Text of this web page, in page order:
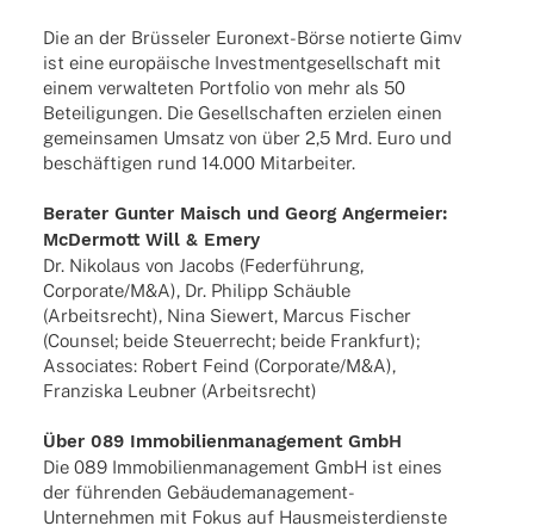
Die an der Brüs­se­ler Euron­ext-Börse notierte Gimv
ist eine euro­päi­sche Invest­ment­ge­sell­schaft mit
einem verwal­te­ten Port­fo­lio von mehr als 50
Betei­li­gun­gen. Die Gesell­schaf­ten erzie­len einen
gemein­sa­men Umsatz von über 2,5 Mrd. Euro und
beschäf­ti­gen rund 14.000 Mitarbeiter.
Bera­ter Gunter Maisch und Georg Anger­meier:
McDer­mott Will & Emery
Dr. Niko­laus von Jacobs (Feder­füh­rung,
Corporate/M&A), Dr. Phil­ipp Schäuble
(Arbeits­recht), Nina Siewert, Marcus Fischer
(Coun­sel; beide Steu­er­recht; beide Frank­furt);
Asso­cia­tes: Robert Feind (Corporate/M&A),
Fran­ziska Leub­ner (Arbeits­recht)
Über 089 Immo­bi­li­en­ma­nage­ment GmbH
Die 089 Immo­bi­li­en­ma­nage­ment GmbH ist eines
der führen­den Gebäu­­de­­ma­­na­ge­­ment-
Unter­­neh­­men mit Fokus auf Haus­meis­ter­dienste